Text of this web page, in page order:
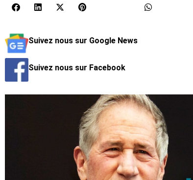
Suivez nous sur Google News
Suivez nous sur Facebook